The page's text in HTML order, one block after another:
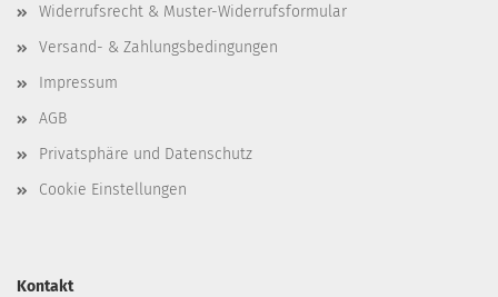
Widerrufsrecht & Muster-Widerrufsformular
Versand- & Zahlungsbedingungen
Impressum
AGB
Privatsphäre und Datenschutz
Cookie Einstellungen
Kontakt